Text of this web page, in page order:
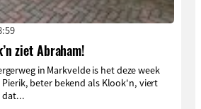
ziet Abraham!
in Markvelde is het deze week
beter bekend als Klook'n, viert
dat...